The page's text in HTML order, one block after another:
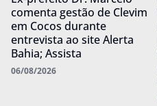
comenta gestão de Clevim
em Cocos durante
entrevista ao site Alerta
Bahia; Assista
06/08/2026